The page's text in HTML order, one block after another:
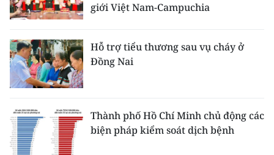
giới Việt Nam-Campuchia
Hỗ trợ tiểu thương sau vụ cháy ở
Đồng Nai
Thành phố Hồ Chí Minh chủ động các
biện pháp kiểm soát dịch bệnh